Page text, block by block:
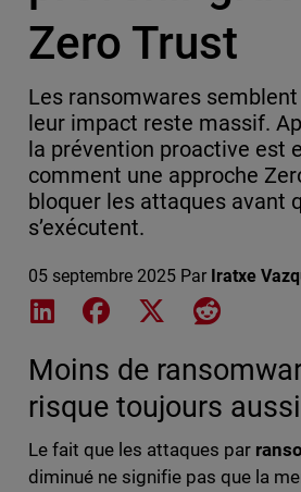
Zero Trust
Les ransomwares
leur impact reste massif.
la prévention proactive est
comment une approche
bloquer les attaques avant
s’exécutent.
05 septembre 2025 Par Iratxe
Share on LinkedIn
Share on Facebook
Share on XShare on
Moins de
risque toujours
Le fait que les attaques par
diminué ne signifie pas que la